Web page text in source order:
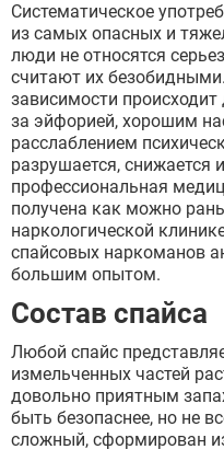
Систематическое
из самых опасных и
люди не относятся
считают их
зависимости
за эйфорией, хорошим
расслаблением
разрушается, снижается
профессиональная
получена как можно
наркологической
спайсовых наркоманов
большим опытом.
Состав спайса
Любой спайс
измельченных частей
довольно приятным
быть безопаснее, но не
сложный, сформирован